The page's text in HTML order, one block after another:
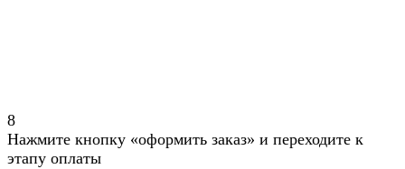
8
Нажмите кнопку «оформить заказ» и переходите к
этапу оплаты